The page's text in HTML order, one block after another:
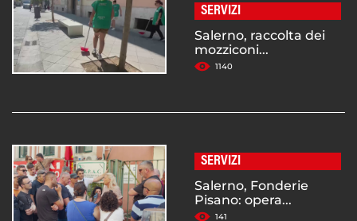
SERVIZI
Salerno, raccolta dei
mozziconi...
1140
SERVIZI
Salerno, Fonderie
Pisano: opera...
141